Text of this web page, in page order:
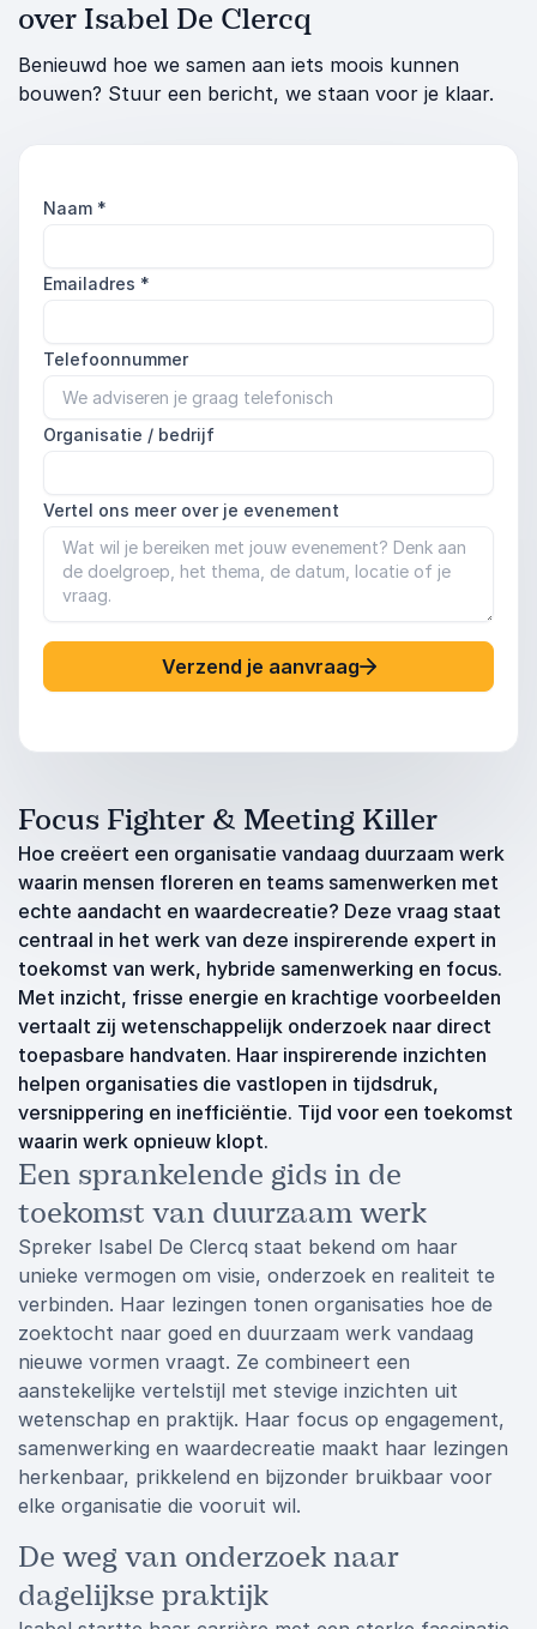
over Isabel De Clercq
Benieuwd hoe we samen aan iets moois kunnen
bouwen? Stuur een bericht, we staan voor je klaar.
Naam *
Emailadres *
Telefoonnummer
Organisatie / bedrijf
Vertel ons meer over je evenement
Verzend je aanvraag
Focus Fighter & Meeting Killer
Hoe creëert een organisatie vandaag duurzaam werk
waarin mensen floreren en teams samenwerken met
echte aandacht en waardecreatie? Deze vraag staat
centraal in het werk van deze inspirerende expert in
toekomst van werk, hybride samenwerking en focus.
Met inzicht, frisse energie en krachtige voorbeelden
vertaalt zij wetenschappelijk onderzoek naar direct
toepasbare handvaten. Haar inspirerende inzichten
helpen organisaties die vastlopen in tijdsdruk,
versnippering en inefficiëntie. Tijd voor een toekomst
waarin werk opnieuw klopt.
Een sprankelende gids in de
toekomst van duurzaam werk
Spreker Isabel De Clercq staat bekend om haar
unieke vermogen om visie, onderzoek en realiteit te
verbinden. Haar lezingen tonen organisaties hoe de
zoektocht naar goed en duurzaam werk vandaag
nieuwe vormen vraagt. Ze combineert een
aanstekelijke vertelstijl met stevige inzichten uit
wetenschap en praktijk. Haar focus op engagement,
samenwerking en waardecreatie maakt haar lezingen
herkenbaar, prikkelend en bijzonder bruikbaar voor
elke organisatie die vooruit wil.
De weg van onderzoek naar
dagelijkse praktijk